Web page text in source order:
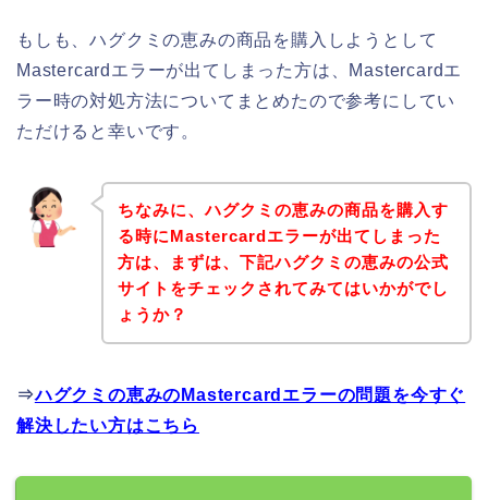
もしも、ハグクミの恵みの商品を購入しようとして
Mastercardエラーが出てしまった方は、Mastercardエ
ラー時の対処方法についてまとめたので参考にしてい
ただけると幸いです。
ちなみに、ハグクミの恵みの商品を購入す
る時にMastercardエラーが出てしまった
方は、まずは、下記ハグクミの恵みの公式
サイトをチェックされてみてはいかがでし
ょうか？
⇒ハグクミの恵みのMastercardエラーの問題を今すぐ
解決したい方はこちら